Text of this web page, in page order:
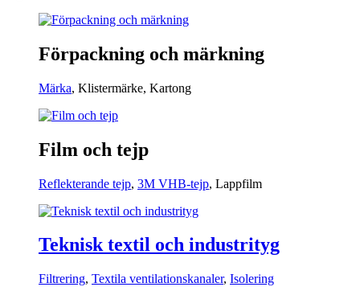
Förpackning och märkning
Märka, Klistermärke, Kartong
Film och tejp
Reflekterande tejp, 3M VHB-tejp, Lappfilm
Teknisk textil och industrityg
Filtrering, Textila ventilationskanaler, Isolering